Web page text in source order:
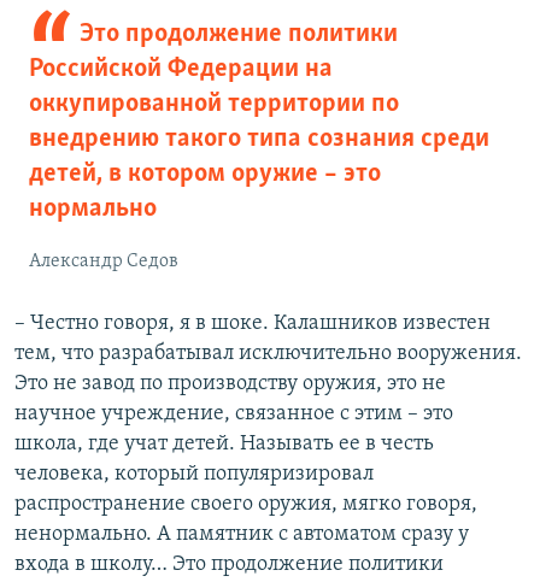
Это продолжение политики
Российской Федерации на
оккупированной территории по
внедрению такого типа сознания среди
детей, в котором оружие – это
нормально
Александр Седов
– Честно говоря, я в шоке. Калашников известен
тем, что разрабатывал исключительно вооружения.
Это не завод по производству оружия, это не
научное учреждение, связанное с этим – это
школа, где учат детей. Называть ее в честь
человека, который популяризировал
распространение своего оружия, мягко говоря,
ненормально. А памятник с автоматом сразу у
входа в школу… Это продолжение политики